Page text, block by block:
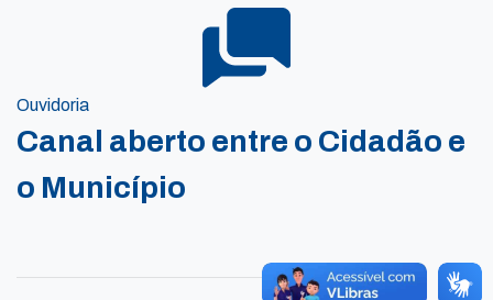
Ouvidoria
Canal aberto entre o Cidadão e
o Município